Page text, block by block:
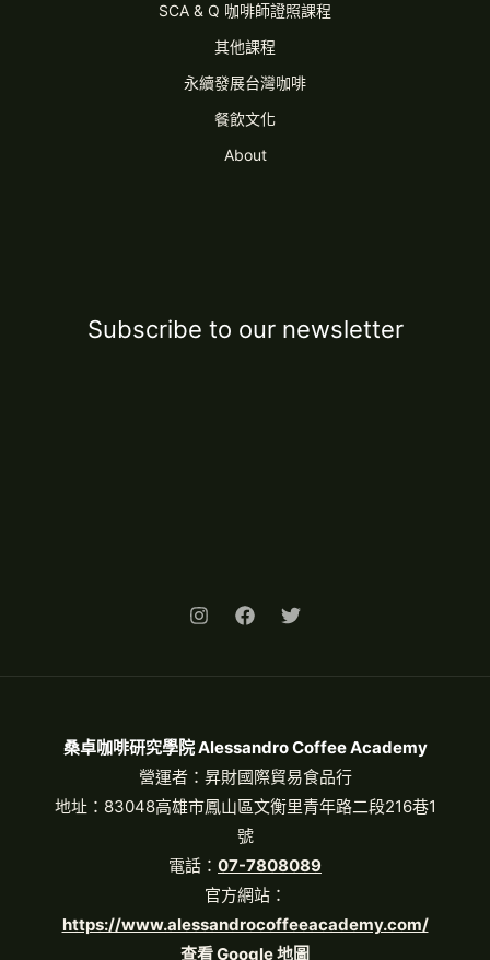
SCA & Q 咖啡師證照課程
其他課程
永續發展台灣咖啡
餐飲文化
About
Subscribe to our newsletter
桑卓咖啡研究學院 Alessandro Coffee Academy
營運者：昇財國際貿易食品行
地址：83048高雄市鳳山區文衡里青年路二段216巷1
號
電話： 07-7808089
官方網站：
https://www.alessandrocoffeeacademy.com/
查看 Google 地圖